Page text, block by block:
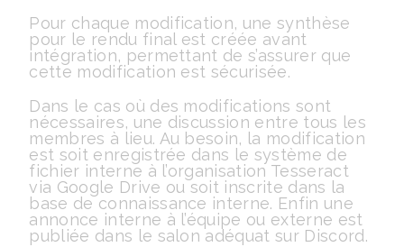
Pour chaque modification, une synthèse
pour le rendu final est créée avant
intégration, permettant de s’assurer que
cette modification est sécurisée.
Dans le cas où des modifications sont
nécessaires, une discussion entre tous les
membres à lieu. Au besoin, la modification
est soit enregistrée dans le système de
fichier interne à l’organisation Tesseract
via Google Drive ou soit inscrite dans la
base de connaissance interne. Enfin une
annonce interne à l’équipe ou externe est
publiée dans le salon adéquat sur Discord.